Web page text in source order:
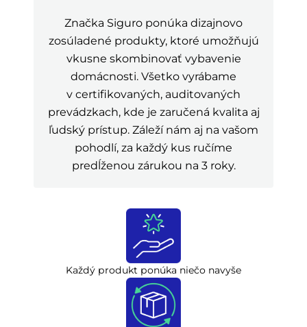
Značka Siguro ponúka dizajnovo
zosúladené produkty, ktoré umožňujú
vkusne skombinovať vybavenie
domácnosti. Všetko vyrábame
v certifikovaných, auditovaných
prevádzkach, kde je zaručená kvalita aj
ľudský prístup. Záleží nám aj na vašom
pohodlí, za každý kus ručíme
predĺženou zárukou na 3 roky.
Každý produkt ponúka niečo navyše